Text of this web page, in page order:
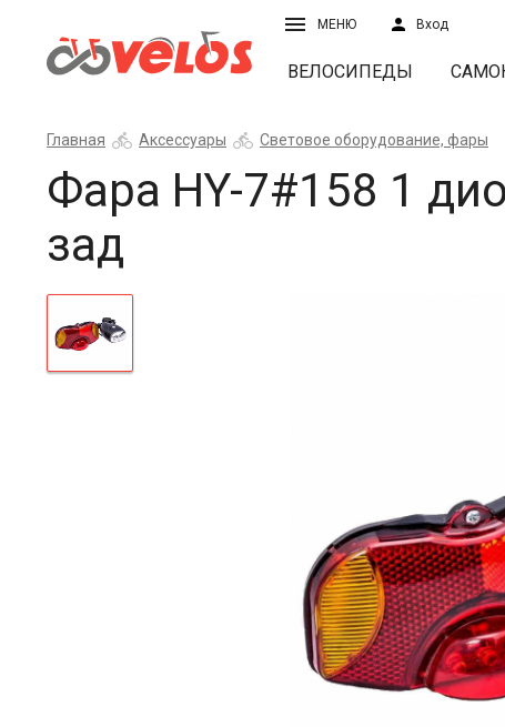
МЕНЮ Вход
ВЕЛОСИПЕДЫ
Главная Аксессуары Световое оборудование, фары
Фара HY-7#158 1
зад